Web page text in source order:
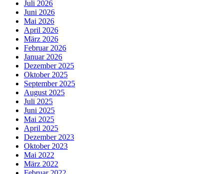
Juli 2026
Juni 2026
Mai 2026
April 2026
März 2026
Februar 2026
Januar 2026
Dezember 2025
Oktober 2025
September 2025
August 2025
Juli 2025
Juni 2025
Mai 2025
April 2025
Dezember 2023
Oktober 2023
Mai 2022
März 2022